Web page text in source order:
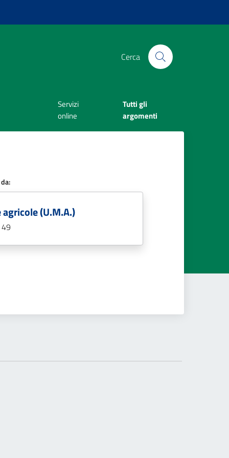
Cerca
Servizi
online
Tutti gli
argomenti
(U.M.A.)